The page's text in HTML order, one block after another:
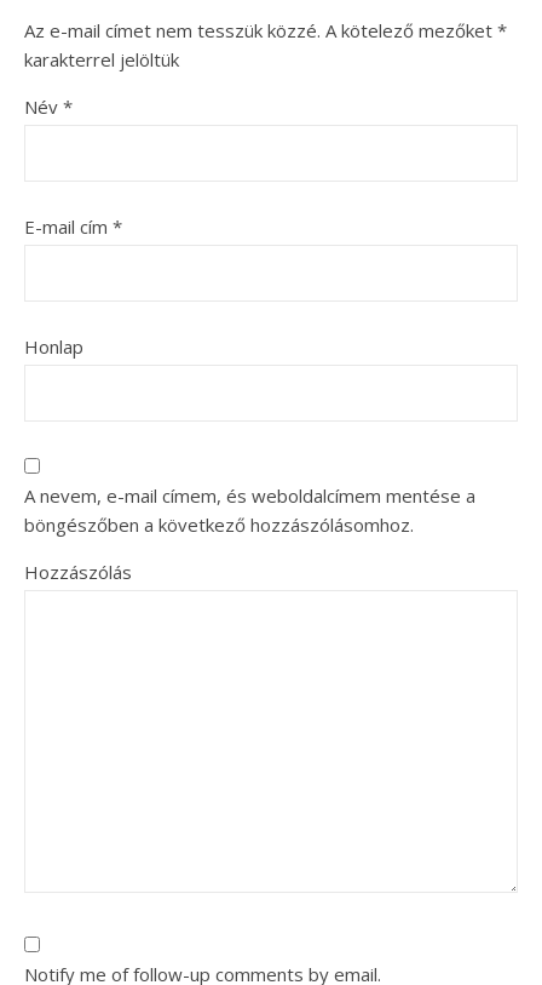
Az e-mail címet nem tesszük közzé. A kötelező mezőket *
karakterrel jelöltük
Név *
E-mail cím *
Honlap
A nevem, e-mail címem, és weboldalcímem mentése a
böngészőben a következő hozzászólásomhoz.
Hozzászólás
Notify me of follow-up comments by email.